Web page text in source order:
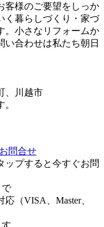
客様のご要望をしっか
く暮らしづくり・家づ
。小さなリフォームか
い合わせは私たち朝日
、川越市
プすると今すぐお問
で